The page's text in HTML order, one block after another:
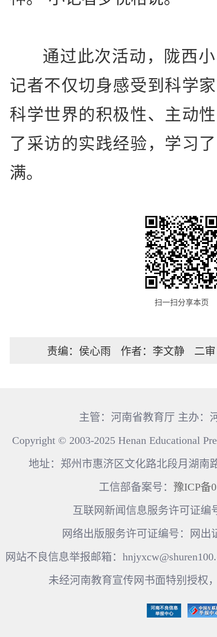
通过此次活动，陇西
记者不仅切身感受到科学
科学世界的积极性、主动
了采访的实践经验，学习
满。
扫一扫分享本页
责编：侯心雨 作者：李文静 二
主管：河南省教育厅 主办：
Copyright © 2003-2025 Henan Educational
地址：郑州市惠济区文化路北段月湖南
工信部备案号： 豫ICP备
互联网新闻信息服务许可证编
网络出版服务许可证编号：网出
网站不良信息举报邮箱：
未经河南教育宣传网书面特别授权